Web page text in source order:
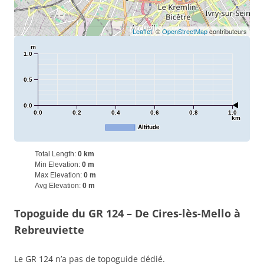
Leaflet, ©OpenStreetMapcontributeurs
0.0 0.2 0.4 0.6 0.8 1.0
km
0.0
0.5
1.0
m
Altitude
Total Length: 0 km
Min Elevation: 0 m
Max Elevation: 0 m
Avg Elevation: 0 m
Topoguide du GR 124 – De Cires-lès-Mello à
Rebreuviette
Le GR 124 n’a pas de topoguide dédié.